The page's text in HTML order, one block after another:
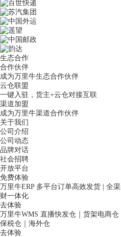
生态合作
合作伙伴
成为万里牛生态合作伙伴
云仓联盟
一键入驻，货主+云仓对接互联
渠道加盟
成为万里牛渠道合作伙伴
关于我们
公司介绍
公司动态
品牌对话
社会招聘
开放平台
免费体验
万里牛ERP 多平台订单高效发货 | 全
财一体化
去体验
万里牛WMS 直播快发仓｜货架电商仓
保税仓｜海外仓
去体验